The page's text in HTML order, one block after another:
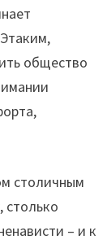
общество
столичным
столько
– и к